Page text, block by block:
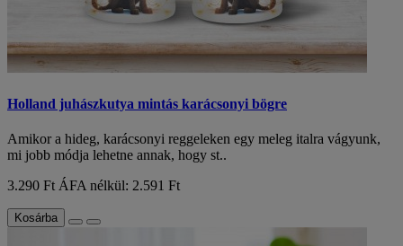
Holland juhászkutya mintás karácsonyi bögre
Amikor a hideg, karácsonyi reggeleken egy meleg italra vágyunk,
mi jobb módja lehetne annak, hogy st..
3.290 Ft ÁFA nélkül: 2.591 Ft
Kosárba